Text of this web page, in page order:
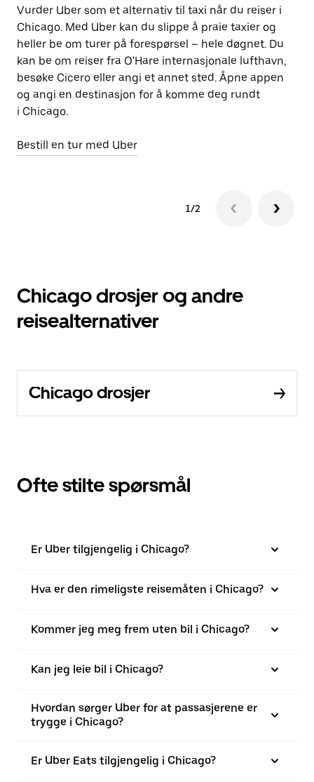
Vurder Uber som et alternativ til taxi når du reiser i
Chicago. Med Uber kan du slippe å praie taxier og
heller be om turer på forespørsel – hele døgnet. Du
kan be om reiser fra O'Hare internasjonale lufthavn,
besøke Cicero eller angi et annet sted. Åpne appen
og angi en destinasjon for å komme deg rundt
i Chicago.
Bestill en tur med Uber
1/2
Chicago drosjer og andre
reisealternativer
Chicago drosjer
Ofte stilte spørsmål
Er Uber tilgjengelig i Chicago?
Hva er den rimeligste reisemåten i Chicago?
Kommer jeg meg frem uten bil i Chicago?
Kan jeg leie bil i Chicago?
Hvordan sørger Uber for at passasjerene er
trygge i Chicago?
Er Uber Eats tilgjengelig i Chicago?